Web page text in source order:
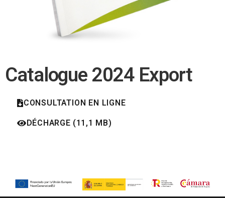
Catalogue 2024 Export
CONSULTATION EN LIGNE
DÉCHARGE (11,1 MB)